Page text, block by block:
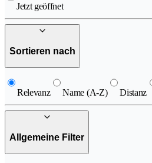
Jetzt geöffnet
Sortieren nach
Relevanz Name (A-Z) Distanz
Allgemeine Filter